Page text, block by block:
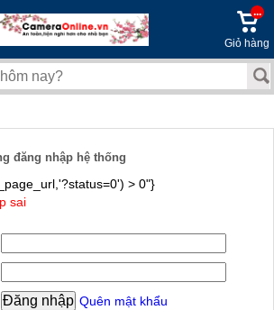
...
Giỏ hàng
đăng nhập hệ thống
> 0"}
sai
Quên mật khẩu